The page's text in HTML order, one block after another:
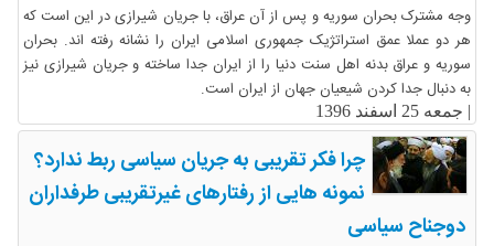
وجه مشترک بحران سوریه و پس از آن عراق، با جریان شیرازی در این است که
هر دو عملا عمق استراتژیک جمهوری اسلامی ایران را نشانه رفته اند. بحران
سوریه و عراق بدنه اهل سنت دنیا را از ایران جدا ساخته و جریان شیرازی نیز
به دنبال جدا کردن شیعیان جهان از ایران است.
| جمعه 25 اسفند 1396
چرا فکر تقریبی به جریان سیاسی ربط ندارد؟
نمونه هایی از رفتارهای غیرتقریبی طرفداران
دوجناح سیاسی